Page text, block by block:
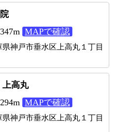
MAPで確認
県神戸市垂水区上高丸１丁目
上高丸
MAPで確認
県神戸市垂水区上高丸１丁目